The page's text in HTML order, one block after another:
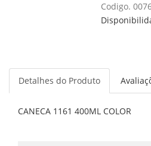
Codigo.
Detalhes do Produto
CANECA 1161 400ML COLOR